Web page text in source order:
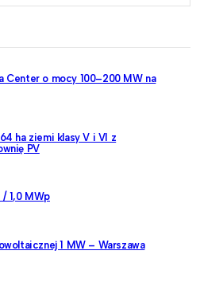
Center o mocy 100–200 MW na
ha ziemi klasy V i VI z
PV
1,0 MWp
1 MW – Warszawa